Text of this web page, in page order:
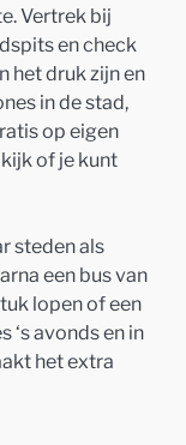
Vertrek bij
en check
het druk zijn en
in de stad,
op eigen
of je kunt
steden als
een bus van
lopen of een
‘s avonds en in
het extra